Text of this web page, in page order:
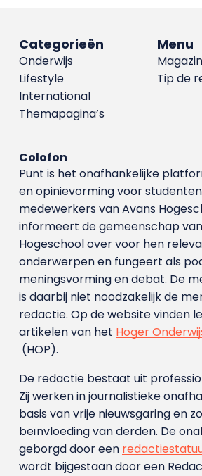
Menu
Tip de
Categorieën
Onderwijs
Lifestyle
International
Themapagina’s
Colofon
Punt is het onafhankelijke
en opinievorming voor
medewerkers van Avans
informeert de gemeenschap
Hogeschool over voor hen
onderwerpen en fungeert als
meningsvorming en debat. De
is daarbij niet noodzakelijk de
redactie. Op de website vinden
artikelen van het Hoger
(HOP).
De redactie bestaat uit
Zij werken in journalistieke
basis van vrije nieuwsgaring en
beïnvloeding van derden. De
geborgd door een
wordt bijgestaan door een